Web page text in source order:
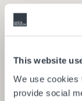
This website
We use cookies
provide social